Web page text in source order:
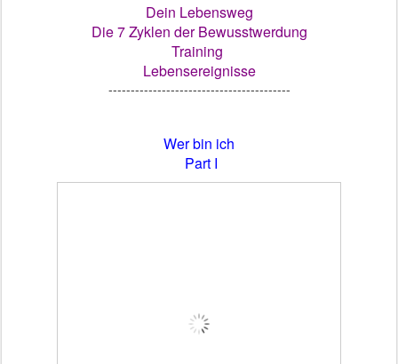
Dein Lebensweg
Die 7 Zyklen der Bewusstwerdung
Training
Lebensereignisse
-----------------------------------------
Wer bin ich
Part I